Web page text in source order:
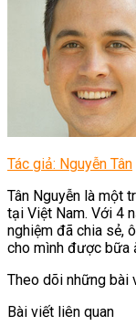
Tác giả: Nguyễn Tân
Tân Nguyễn là một
tại Việt Nam. Với 4
nghiệm đã chia sẻ,
cho mình được bữa
Theo dõi những bài
Bài viết liên quan